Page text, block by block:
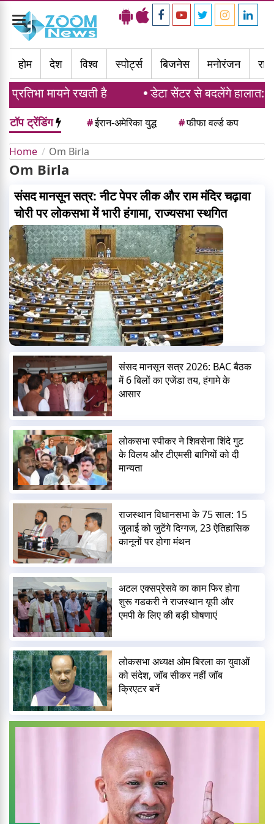
Toggle
navigation
होम
देश विश्व स्पोर्ट्स बिजनेस मनोरंजन
मायने रखती है डेटा सेंटर से बदलेंगे हालात:
टॉप ट्रेंडिंग #ईरान-अमेरिका युद्ध #फीफा वर्ल्ड कप
Home Om Birla
Om Birla
संसद मानसून सत्र: नीट पेपर लीक और राम मंदिर चढ़ावा
चोरी पर लोकसभा में भारी हंगामा, राज्यसभा स्थगित
संसद मानसून सत्र 2026: BAC बैठक
में 6 बिलों का एजेंडा तय, हंगामे के
आसार
लोकसभा स्पीकर ने शिवसेना शिंदे गुट
के विलय और टीएमसी बागियों को दी
मान्यता
राजस्थान विधानसभा के 75 साल: 15
जुलाई को जुटेंगे दिग्गज, 23 ऐतिहासिक
कानूनों पर होगा मंथन
अटल एक्सप्रेसवे का काम फिर होगा
शुरू गडकरी ने राजस्थान यूपी और
एमपी के लिए की बड़ी घोषणाएं
लोकसभा अध्यक्ष ओम बिरला का युवाओं
को संदेश, जॉब सीकर नहीं जॉब
क्रिएटर बनें